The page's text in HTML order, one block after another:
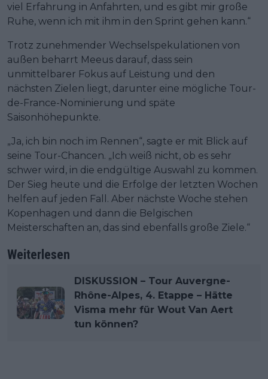
viel Erfahrung in Anfahrten, und es gibt mir große
Ruhe, wenn ich mit ihm in den Sprint gehen kann.“
Trotz zunehmender Wechselspekulationen von
außen beharrt Meeus darauf, dass sein
unmittelbarer Fokus auf Leistung und den
nächsten Zielen liegt, darunter eine mögliche Tour-
de-France-Nominierung und späte
Saisonhöhepunkte.
„Ja, ich bin noch im Rennen“, sagte er mit Blick auf
seine Tour-Chancen. „Ich weiß nicht, ob es sehr
schwer wird, in die endgültige Auswahl zu kommen.
Der Sieg heute und die Erfolge der letzten Wochen
helfen auf jeden Fall. Aber nächste Woche stehen
Kopenhagen und dann die Belgischen
Meisterschaften an, das sind ebenfalls große Ziele.“
Weiterlesen
DISKUSSION – Tour Auvergne-
Rhône-Alpes, 4. Etappe – Hätte
Visma mehr für Wout Van Aert
tun können?